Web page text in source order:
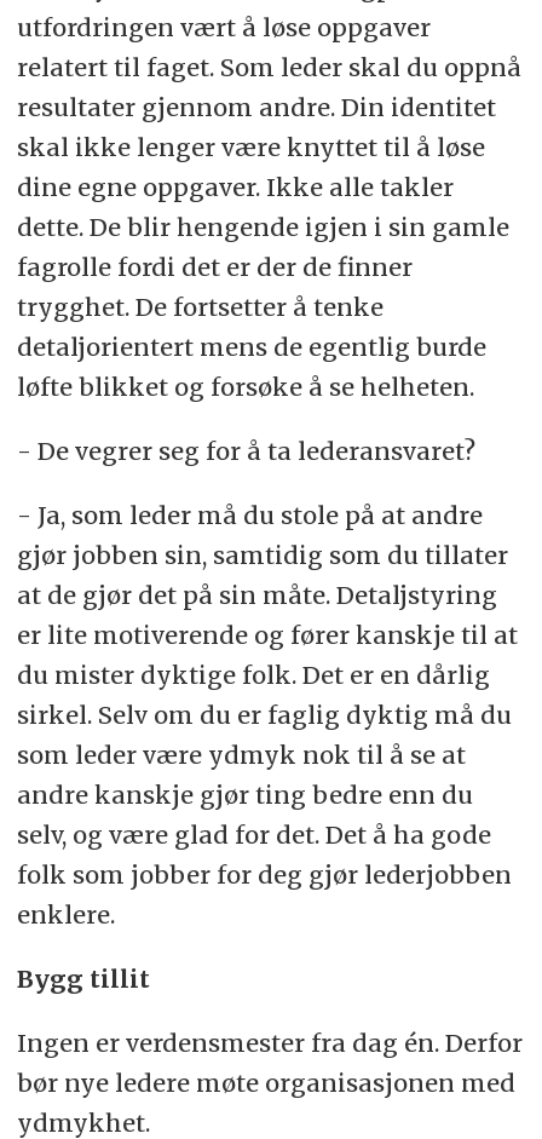
utfordringen vært å løse oppgaver
relatert til faget. Som leder skal du oppnå
resultater gjennom andre. Din identitet
skal ikke lenger være knyttet til å løse
dine egne oppgaver. Ikke alle takler
dette. De blir hengende igjen i sin gamle
fagrolle fordi det er der de finner
trygghet. De fortsetter å tenke
detaljorientert mens de egentlig burde
løfte blikket og forsøke å se helheten.
- De vegrer seg for å ta lederansvaret?
- Ja, som leder må du stole på at andre
gjør jobben sin, samtidig som du tillater
at de gjør det på sin måte. Detaljstyring
er lite motiverende og fører kanskje til at
du mister dyktige folk. Det er en dårlig
sirkel. Selv om du er faglig dyktig må du
som leder være ydmyk nok til å se at
andre kanskje gjør ting bedre enn du
selv, og være glad for det. Det å ha gode
folk som jobber for deg gjør lederjobben
enklere.
Bygg tillit
Ingen er verdensmester fra dag én. Derfor
bør nye ledere møte organisasjonen med
ydmykhet.